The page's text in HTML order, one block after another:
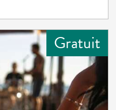
Gratuit